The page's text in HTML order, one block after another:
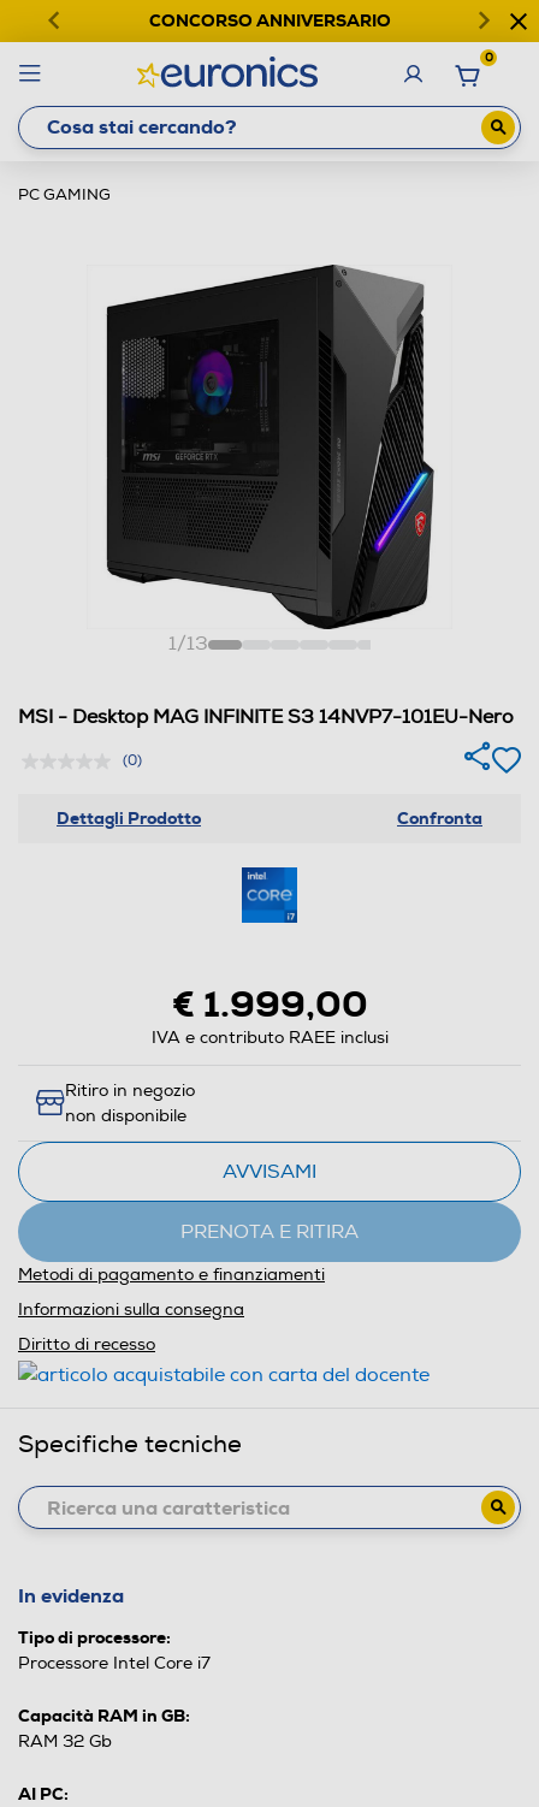
CONCORSO ANNIVERSARIO
0
PC GAMING
1/13
MSI - Desktop MAG INFINITE S3 14NVP7-101EU-Nero
(0)
Dettagli Prodotto Confronta
€ 1.999,00
IVA e contributo RAEE inclusi
Ritiro in negozio
non disponibile
AVVISAMI
PRENOTA E RITIRA
Metodi di pagamento e finanziamenti
Informazioni sulla consegna
Diritto di recesso
Specifiche tecniche
In evidenza
Tipo di processore:
Processore Intel Core i7
Capacità RAM in GB:
RAM 32 Gb
AI PC: